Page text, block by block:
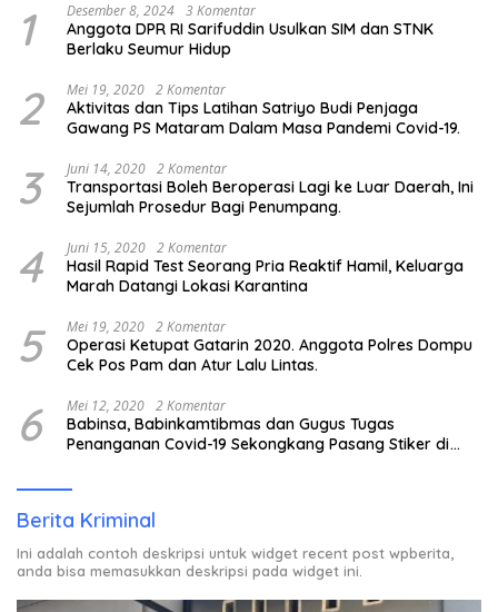
1 Desember 8, 2024 3 Komentar
Anggota DPR RI Sarifuddin Usulkan SIM dan STNK
Berlaku Seumur Hidup
2 Mei 19, 2020 2 Komentar
Aktivitas dan Tips Latihan Satriyo Budi Penjaga
Gawang PS Mataram Dalam Masa Pandemi Covid-19.
3 Juni 14, 2020 2 Komentar
Transportasi Boleh Beroperasi Lagi ke Luar Daerah, Ini
Sejumlah Prosedur Bagi Penumpang.
4 Juni 15, 2020 2 Komentar
Hasil Rapid Test Seorang Pria Reaktif Hamil, Keluarga
Marah Datangi Lokasi Karantina
5 Mei 19, 2020 2 Komentar
Operasi Ketupat Gatarin 2020. Anggota Polres Dompu
Cek Pos Pam dan Atur Lalu Lintas.
6 Mei 12, 2020 2 Komentar
Babinsa, Babinkamtibmas dan Gugus Tugas
Penanganan Covid-19 Sekongkang Pasang Stiker di
Berita Kriminal
Ini adalah contoh deskripsi untuk widget recent post wpberita,
anda bisa memasukkan deskripsi pada widget ini.